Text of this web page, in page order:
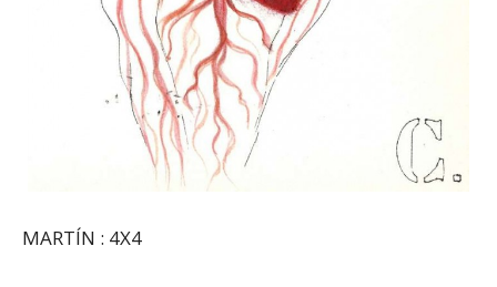
MARTÍN : 4X4